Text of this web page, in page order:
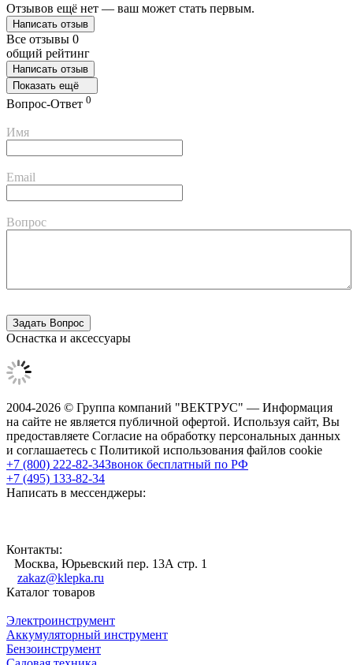
Отзывов ещё нет — ваш может стать первым.
Написать отзыв
Все отзывы 0
общий рейтинг
Написать отзыв
Показать ещё
Вопрос-Ответ 0
Имя
Email
Вопрос
Оснастка и аксессуары
2004-2026 © Группа компаний "ВЕКТРУС" — Информация
на сайте не является публичной офертой. Используя сайт, Вы
предоставляете Согласие на обработку персональных данных
и соглашаетесь с Политикой использования файлов cookie
+7 (800) 222-82-34Звонок бесплатный по РФ
+7 (495) 133-82-34
Написать в мессенджеры:
Контакты:
Москва, Юрьевский пер. 13А стр. 1
zakaz@klepka.ru
Каталог товаров
Электроинструмент
Аккумуляторный инструмент
Бензоинструмент